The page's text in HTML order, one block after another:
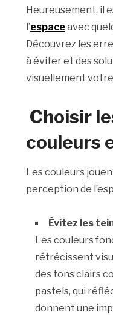
Heureusement, il
l’espaceavec
Découvrez les
à éviter et des
visuellement
Choisir
couleurs
Les couleurs
perception de
Évitez les
Les couleurs
rétrécissent
des tons clairs
pastels, qui
donnent une